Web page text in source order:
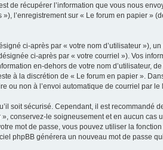
de récupérer l’information que vous nous
l’enregistrement sur « Le forum en papier »
ci-après par « votre nom d’utilisateur »),
ci-après par « votre courriel »). Vos
en-dehors de votre nom d’utilisateur,
à la discrétion de « Le forum en papier ».
ou non à l’envoi automatique de courriel par le
soit sécurisé. Cependant, il est
conservez-le soigneusement et en aucun
mot de passe, vous pouvez utiliser la
phpBB générera un nouveau mot de passe